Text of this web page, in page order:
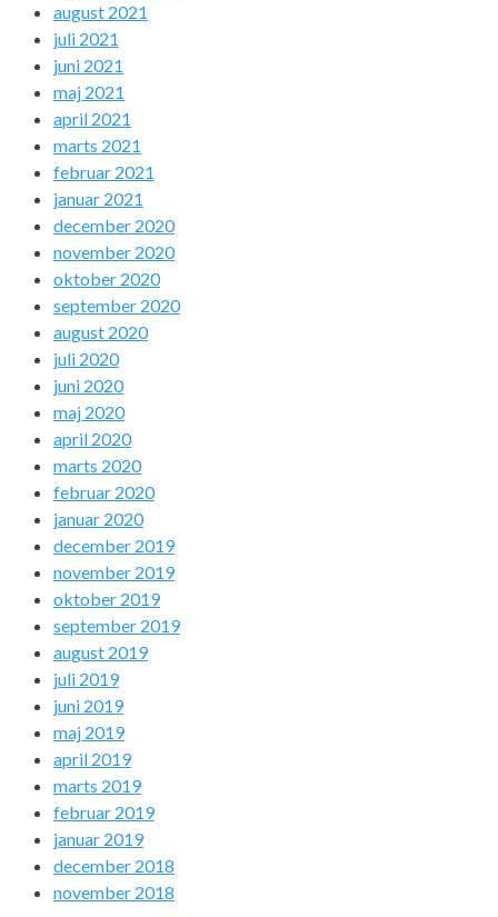
august 2021
juli 2021
juni 2021
maj 2021
april 2021
marts 2021
februar 2021
januar 2021
december 2020
november 2020
oktober 2020
september 2020
august 2020
juli 2020
juni 2020
maj 2020
april 2020
marts 2020
februar 2020
januar 2020
december 2019
november 2019
oktober 2019
september 2019
august 2019
juli 2019
juni 2019
maj 2019
april 2019
marts 2019
februar 2019
januar 2019
december 2018
november 2018